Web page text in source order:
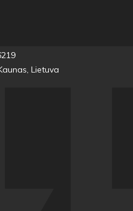
Lietuva